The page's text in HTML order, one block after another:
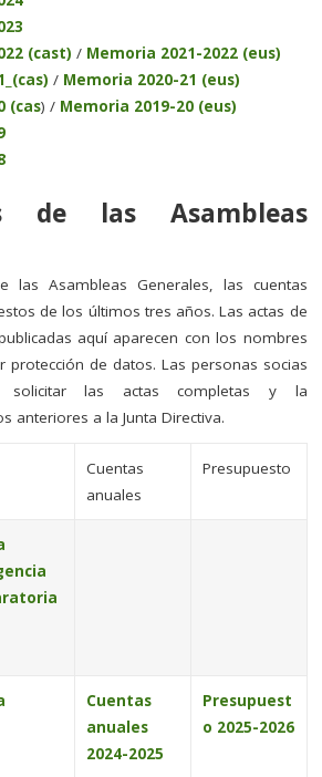
(cast) / Memoria 2021-2022 (eus)
/ Memoria 2020-21 (eus)
(cas) / Memoria 2019-20 (eus)
de las Asambleas
las Asambleas Generales, las cuentas
de los últimos tres años. Las actas de
aquí aparecen con los nombres
protección de datos. Las personas socias
solicitar las actas completas y la
anteriores a la Junta Directiva.
Cuentas
anuales
Presupuesto
Cuentas
anuales
2024-2025
Presupuest
o 2025-2026